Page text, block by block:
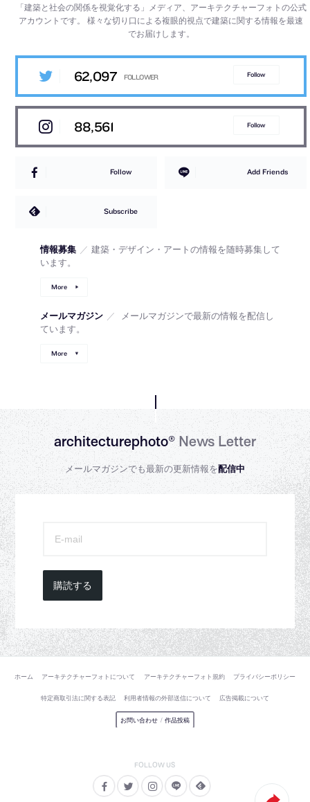
「建築と社会の関係を視覚化する」メディア、アーキテクチャーフォトの公式
アカウントです。様々な切り口による複眼的視点で建築に関する情報を最速
でお届けします。
62,097 Follow
88,561 Follow
Follow Add Friends
Subscribe
情報募集 ／ 建築・デザイン・アートの情報を随時募集して
います。
More
メールマガジン ／
メールマガジンで最新の情報を配信し
ています。
More
architecturephoto®News Letter
メールマガジンでも最新の更新情報を配信中
購読する
ホーム アーキテクチャーフォトについて アーキテクチャーフォト規約 プライバシーポリシー
特定商取引法に関する表記 利用者情報の外部送信について 広告掲載について
お問い合わせ / 作品投稿